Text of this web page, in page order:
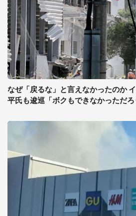
なぜ「戻るな」と言えなかったのか
平氏も逡巡「ボクもできなかっただろ